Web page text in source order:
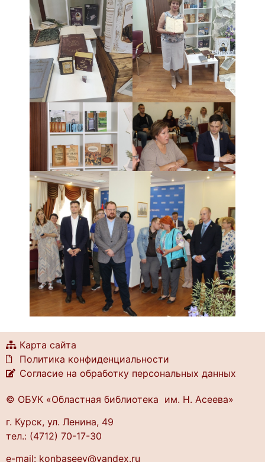
Карта сайта
Политика конфиденциальности
Согласие на обработку персональных данных
© ОБУК «Областная библиотека им. Н. Асеева»
г. Курск, ул. Ленина, 49
тел.: (4712) 70-17-30
e-mail: konbaseev@yandex.ru